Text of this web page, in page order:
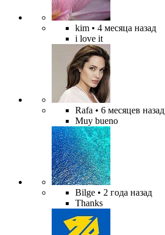
kim • 4 месяца назад
i love it
Rafa • 6 месяцев назад
Muy bueno
Bilge • 2 года назад
Thanks